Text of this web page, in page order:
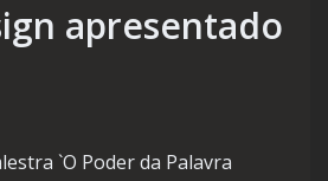
apresentado
`O Poder da Palavra